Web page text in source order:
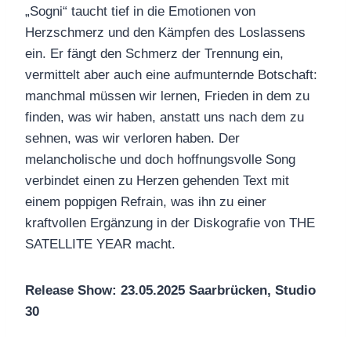
„Sogni“ taucht tief in die Emotionen von
Herzschmerz und den Kämpfen des Loslassens
ein. Er fängt den Schmerz der Trennung ein,
vermittelt aber auch eine aufmunternde Botschaft:
manchmal müssen wir lernen, Frieden in dem zu
finden, was wir haben, anstatt uns nach dem zu
sehnen, was wir verloren haben. Der
melancholische und doch hoffnungsvolle Song
verbindet einen zu Herzen gehenden Text mit
einem poppigen Refrain, was ihn zu einer
kraftvollen Ergänzung in der Diskografie von THE
SATELLITE YEAR macht.
Release Show: 23.05.2025 Saarbrücken, Studio
30